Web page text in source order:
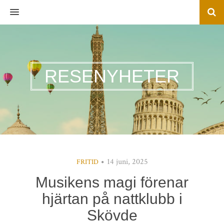
MENU
RESENYHETER
FRITID 14 juni, 2025
Musikens magi förenar
hjärtan på nattklubb i
Skövde